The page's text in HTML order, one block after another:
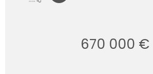
670 000 €